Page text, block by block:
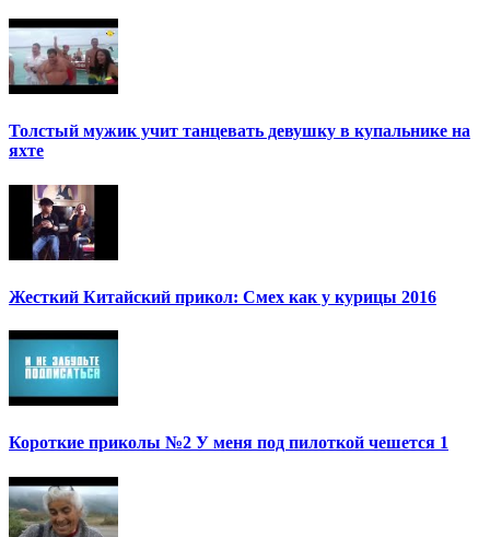
Толстый мужик учит танцевать девушку в купальнике на
яхте
Жесткий Китайский прикол: Смех как у курицы 2016
Короткие приколы №2 У меня под пилоткой чешется 1